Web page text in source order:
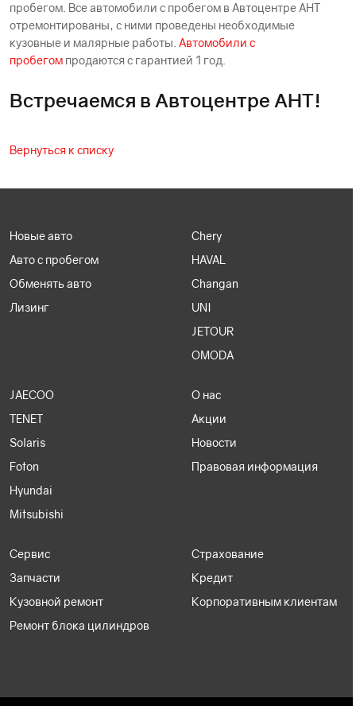
пробегом. Все автомобили с пробегом в Автоцентре АНТ
отремонтированы, с ними проведены необходимые
кузовные и малярные работы. Автомобили с
пробегом продаются с гарантией 1 год.
Встречаемся в Автоцентре АНТ!
Вернуться к списку
Новые авто
Авто с пробегом
Обменять авто
Лизинг
Chery
HAVAL
Changan
UNI
JETOUR
OMODA
JAECOO
TENET
Solaris
Foton
Hyundai
Mitsubishi
О нас
Акции
Новости
Правовая информация
Сервис
Запчасти
Кузовной ремонт
Ремонт блока цилиндров
Страхование
Кредит
Корпоративным клиентам